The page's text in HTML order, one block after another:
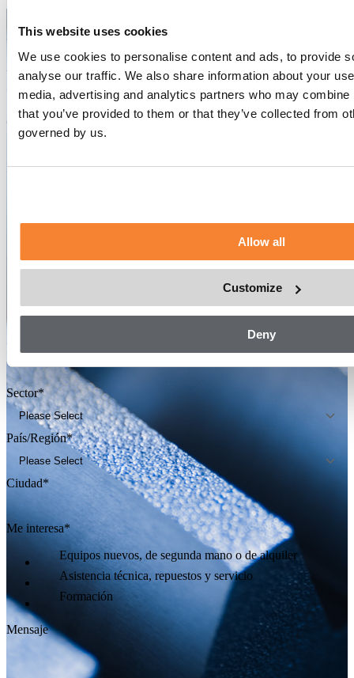
This website uses cookies
We use cookies to personalise content and ads, to provide
analyse our traffic. We also share information about your
media, advertising and analytics partners who may
that you’ve provided to them or that they’ve collected from
governed by us.
Allow all
Customize
Deny
ALIMAK SE TM
Utilizado en una amplia gama de aplicaciones industriales
Size:
1,82–2,86 m x 2,60–4,16 m (An x L)
Capacity: 3200-7000 kg
Speed: 0.52 m/s
Nombre*
Correo electrónico*
Nombre de la empresa
Sector*
País/Región*
Ciudad*
Me interesa*
Equipos nuevos, de segunda mano o de alquiler
Asistencia técnica, repuestos y servicio
Formación
Mensaje